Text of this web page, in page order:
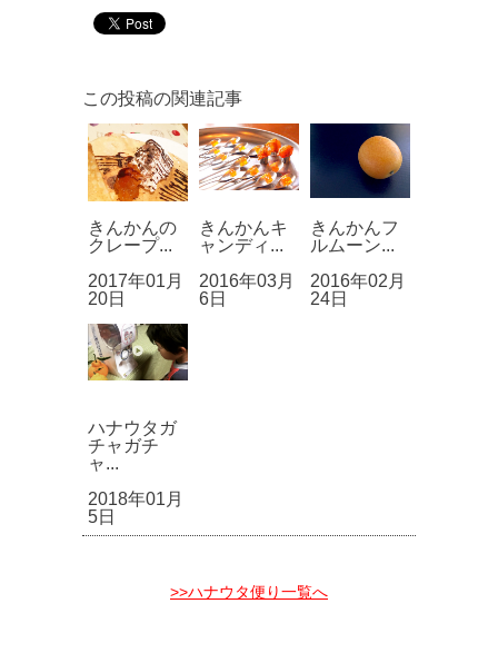
この投稿の関連記事
きんかんの
クレープ...
2017年01月
20日
きんかんキ
ャンディ...
2016年03月
6日
きんかんフ
ルムーン...
2016年02月
24日
ハナウタガ
チャガチ
ャ...
2018年01月
5日
>>ハナウタ便り一覧へ